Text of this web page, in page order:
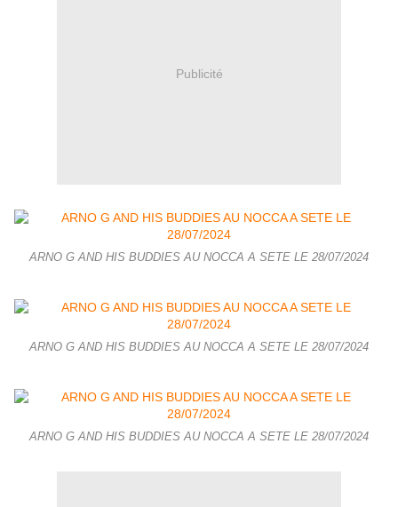
Publicité
ARNO G AND HIS BUDDIES AU NOCCA A SETE LE 28/07/2024
ARNO G AND HIS BUDDIES AU NOCCA A SETE LE 28/07/2024
ARNO G AND HIS BUDDIES AU NOCCA A SETE LE 28/07/2024